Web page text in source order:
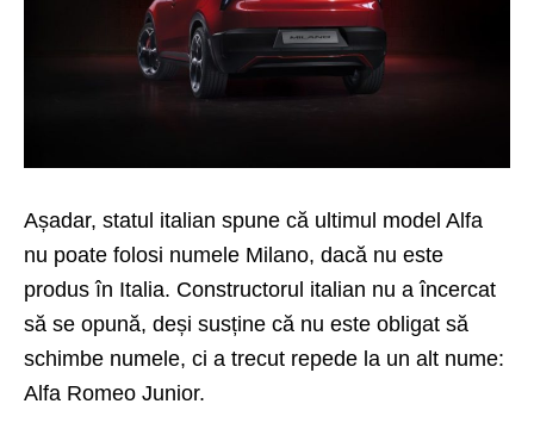
Așadar, statul italian spune că ultimul model Alfa
nu poate folosi numele Milano, dacă nu este
produs în Italia. Constructorul italian nu a încercat
să se opună, deși susține că nu este obligat să
schimbe numele, ci a trecut repede la un alt nume:
Alfa Romeo Junior.